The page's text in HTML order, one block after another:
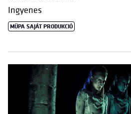
Ingyenes
MÜPA SAJÁT PRODUKCIÓ